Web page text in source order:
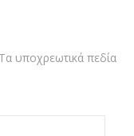
Τα υποχρεωτικά πεδία